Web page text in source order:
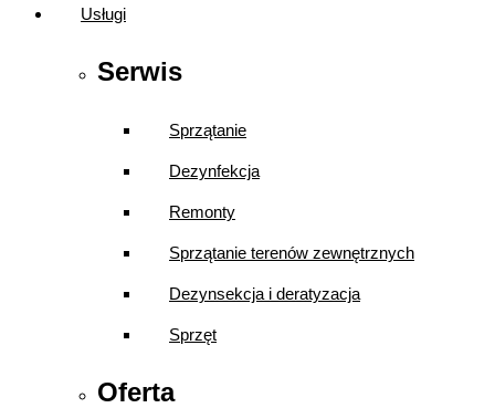
Usługi
Serwis
Sprzątanie
Dezynfekcja
Remonty
Sprzątanie terenów zewnętrznych
Dezynsekcja i deratyzacja
Sprzęt
Oferta